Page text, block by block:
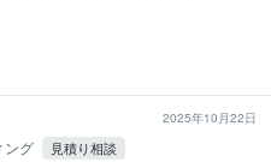
2025年10月22日
ング 見積り相談